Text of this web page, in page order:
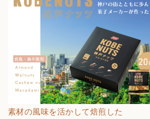
素材の風味を活かして焙煎した